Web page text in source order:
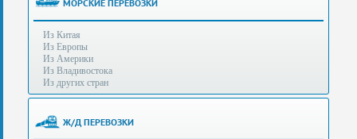
Таможенное
оформление
грузов
аэропортах
Москвы
Шереметьево,
МОРСКИЕ ПЕРЕВОЗКИ
Из Китая
Из Европы
Из Америки
Из Владивостока
Из других стран
Ж/Д ПЕРЕВОЗКИ